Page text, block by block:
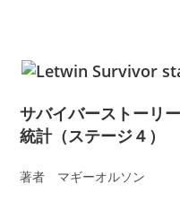
サバイバーストーリ
統計（ステージ４）
著者 マギーオルソン